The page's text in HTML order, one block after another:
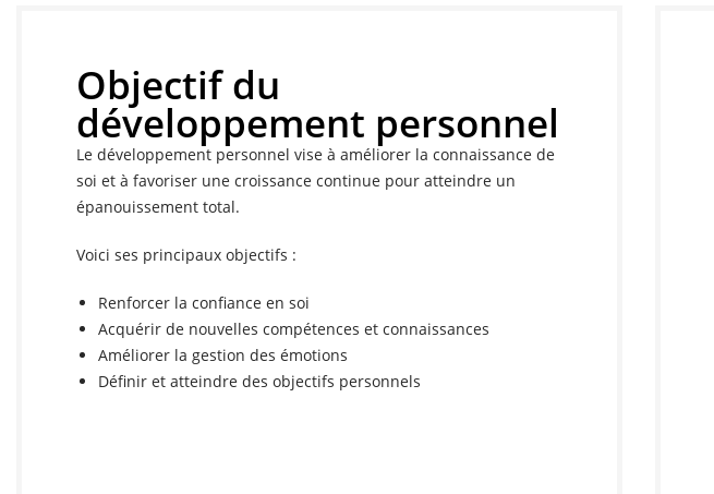
Objectif du
développement personnel
Le développement personnel vise à améliorer la connaissance de
soi et à favoriser une croissance continue pour atteindre un
épanouissement total.
Voici ses principaux objectifs :
Renforcer la confiance en soi
Acquérir de nouvelles compétences et connaissances
Améliorer la gestion des émotions
Définir et atteindre des objectifs personnels